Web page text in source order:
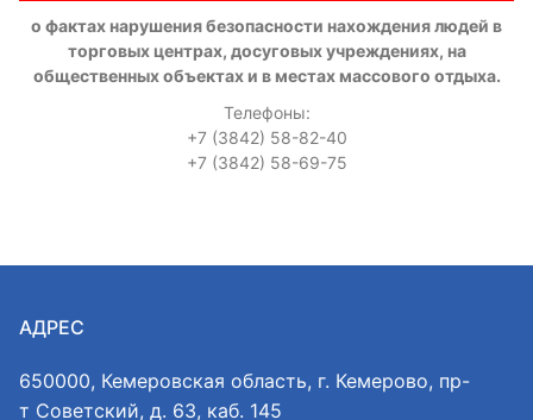
о фактах нарушения безопасности нахождения людей в
торговых центрах, досуговых учреждениях, на
общественных объектах и в местах массового отдыха.
Телефоны:
+7 (3842) 58-82-40
+7 (3842) 58-69-75
АДРЕС
650000, Кемеровская область, г. Кемерово, пр-
т Советский, д. 63, каб. 145